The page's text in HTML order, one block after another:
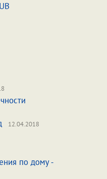
12.04.2018
по дому -